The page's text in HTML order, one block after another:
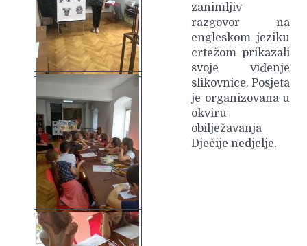
zanimljiv
razgovor na
engleskom jeziku
crtežom prikazali
svoje viđenje
slikovnice. Posjeta
je organizovana u
okviru
obilježavanja
Dječije nedjelje.